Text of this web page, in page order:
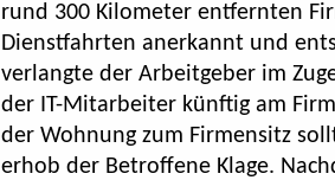
rund 300 Kilometer entfernten
Dienstfahrten anerkannt und
verlangte der Arbeitgeber im
der IT-Mitarbeiter künftig am
der Wohnung zum Firmensitz
erhob der Betroffene Klage.